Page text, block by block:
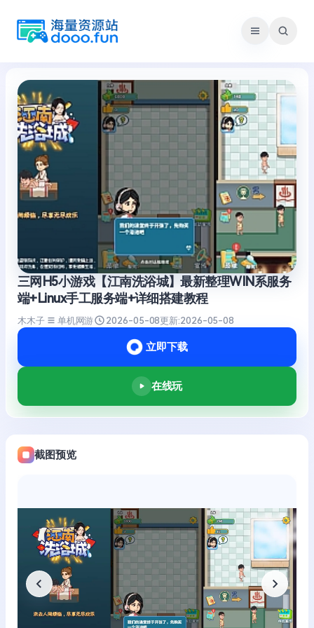
三网H5小游戏【江南洗浴城】最新整理WIN系服务
端+Linux手工服务端+详细搭建教程
木木子 单机网游 2026-05-08更新:2026-05-08
立即下载
在线玩
截图预览